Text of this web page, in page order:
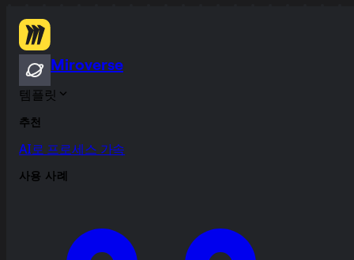
Miroverse
템플릿
추천
AI로 프로세스 가속
사용 사례